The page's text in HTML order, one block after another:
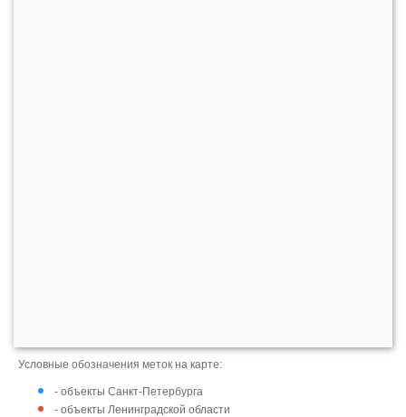
Условные обозначения меток на карте:
- объекты Санкт-Петербурга
- объекты Ленинградской области